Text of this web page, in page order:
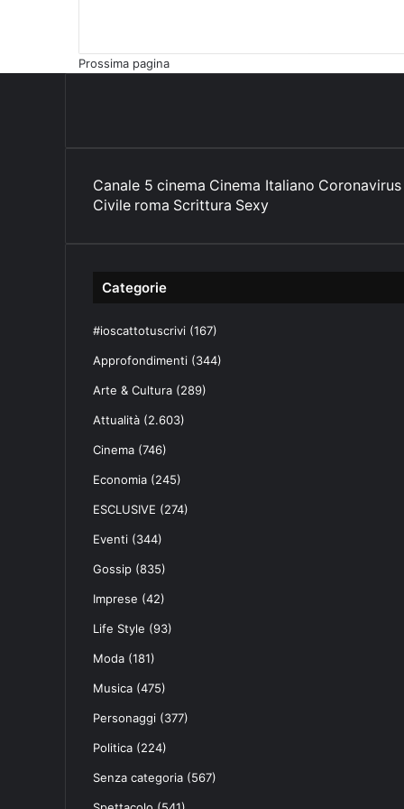
Prossima pagina
Canale 5 cinema Cinema Italiano Coronavirus
Civile roma Scrittura Sexy
Categorie
#ioscattotuscrivi (167)
Approfondimenti (344)
Arte & Cultura (289)
Attualità (2.603)
Cinema (746)
Economia (245)
ESCLUSIVE (274)
Eventi (344)
Gossip (835)
Imprese (42)
Life Style (93)
Moda (181)
Musica (475)
Personaggi (377)
Politica (224)
Senza categoria (567)